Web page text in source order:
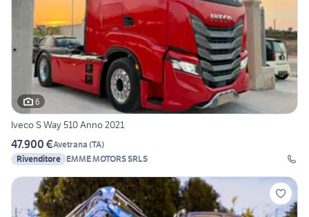
6
Iveco S Way 510 Anno 2021
47.900 €Avetrana (TA)
Rivenditore EMME MOTORS SRLS